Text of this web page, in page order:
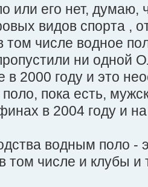
или его нет,
видов спорта ,
том числе водное
ни одной
в 2000 году и это
пока есть,
в 2004 году и на
водным поло -
том числе и клубы